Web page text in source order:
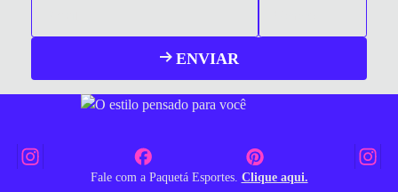
ENVIAR
Fale com a Paquetá Esportes. Clique aqui.